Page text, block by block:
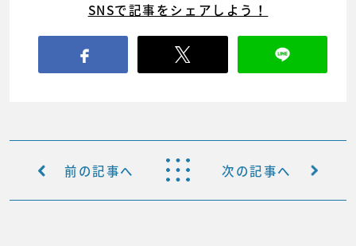
SNSで記事をシェアしよう！
前の記事へ 次の記事へ